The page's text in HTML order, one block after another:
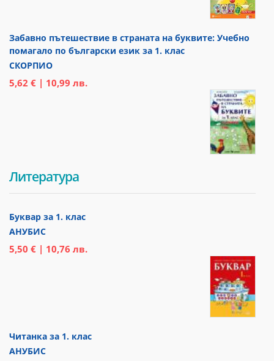
Забавно пътешествие в страната на буквите: Учебно
помагало по български език за 1. клас
СКОРПИО
5,62 € | 10,99 лв.
Литература
Буквар за 1. клас
АНУБИС
5,50 € | 10,76 лв.
Читанка за 1. клас
АНУБИС